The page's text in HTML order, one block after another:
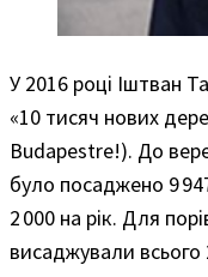
У 2016 році Іштван
«10 тисяч нових
Budapestre!). До
було посаджено 9
2 000 на рік. Для
висаджували всього